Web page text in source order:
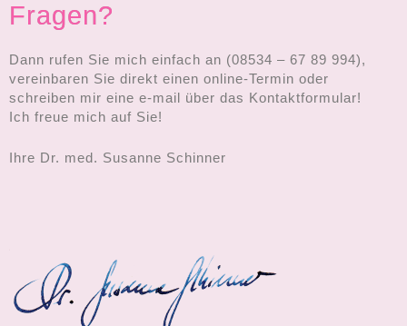
Fragen?
Dann rufen Sie mich einfach an (08534 – 67 89 994),
vereinbaren Sie direkt einen online-Termin oder
schreiben mir eine e-mail über das Kontaktformular!
Ich freue mich auf Sie!
Ihre Dr. med. Susanne Schinner